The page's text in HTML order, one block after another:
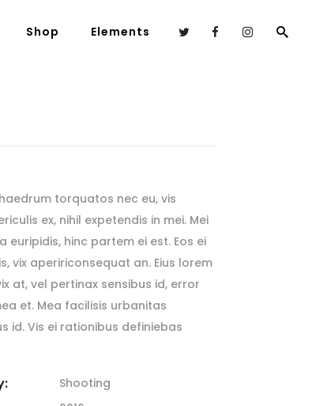
Shop Elements
torquatos nec eu, vis
ex, nihil expetendis in mei. Mei
euripidis, hinc partem ei est. Eos ei
vix apeririconsequat an. Eius lorem
at, vel pertinax sensibus id, error
et. Mea facilisis urbanitas
id. Vis ei rationibus definiebas
Shooting